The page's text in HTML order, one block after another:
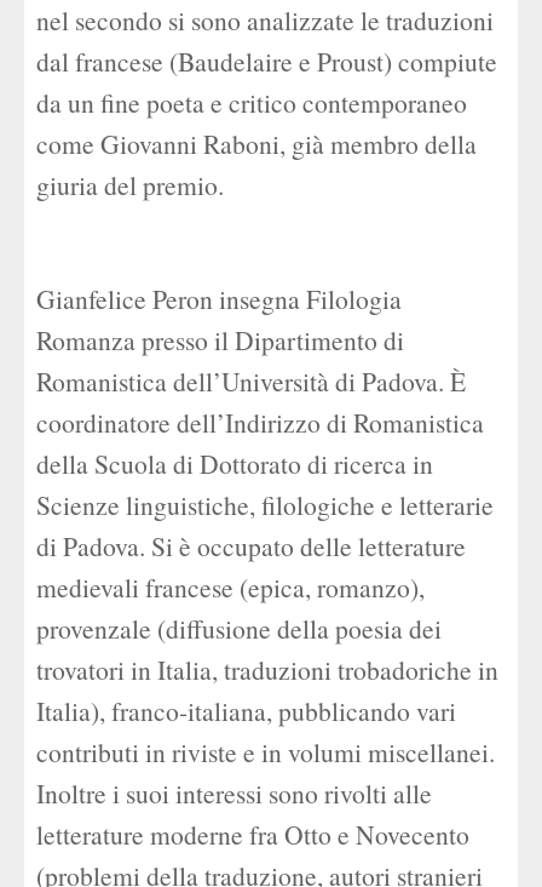
nel secondo si sono analizzate le traduzioni
dal francese (Baudelaire e Proust) compiute
da un fine poeta e critico contemporaneo
come Giovanni Raboni, già membro della
giuria del premio.
Gianfelice Peron insegna Filologia
Romanza presso il Dipartimento di
Romanistica dell’Università di Padova. È
coordinatore dell’Indirizzo di Romanistica
della Scuola di Dottorato di ricerca in
Scienze linguistiche, filologiche e letterarie
di Padova. Si è occupato delle letterature
medievali francese (epica, romanzo),
provenzale (diffusione della poesia dei
trovatori in Italia, traduzioni trobadoriche in
Italia), franco-italiana, pubblicando vari
contributi in riviste e in volumi miscellanei.
Inoltre i suoi interessi sono rivolti alle
letterature moderne fra Otto e Novecento
(problemi della traduzione, autori stranieri